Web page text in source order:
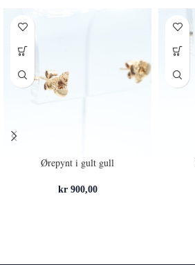
Ørepynt i gult gull
kr900,00